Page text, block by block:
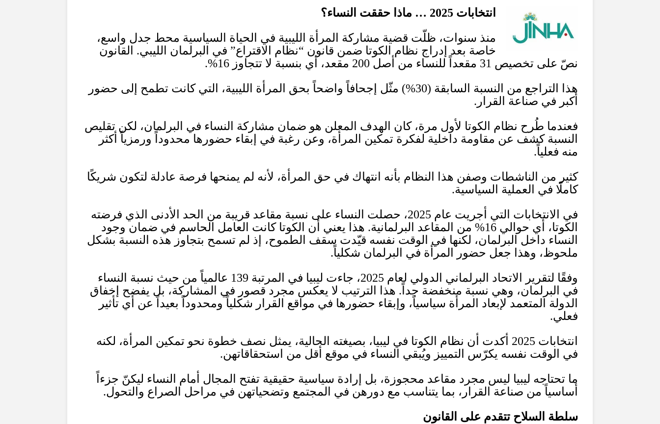
انتخابات 2025 …
ماذا حققت النساء؟
منذ سنوات، ظلّت قضية مشاركة المرأة الليبية في الحياة السياسية محط جدل واسع،
خاصة بعد إدراج نظام الكوتا ضمن قانون “نظام الاقتراع” في البرلمان الليبي.
القانون
نصّ على تخصيص 31 مقعداً للنساء من أصل 200 مقعد، أي بنسبة لا تتجاوز 16%.
هذا التراجع من النسبة السابقة (30%)
مثّل إجحافاً واضحاً بحق المرأة الليبية، التي كانت تطمح إلى حضور
أكبر في صناعة القرار .
فعندما طُرح نظام الكوتا لأول مرة، كان الهدف المعلن هو ضمان مشاركة النساء في البرلمان، لكن تقليص
النسبة كشف عن مقاومة داخلية لفكرة تمكين المرأة، وعن رغبة في إبقاء حضورها محدوداً ورمزياً أكثر
منه فعلياً.
كثير من الناشطات وصفن هذا النظام بأنه انتهاك في حق المرأة، لأنه لم يمنحها فرصة عادلة لتكون شريكًا
كاملًا في العملية السياسية.
في الانتخابات التي أجريت عام 2025، حصلت النساء على نسبة مقاعد قريبة من الحد الأدنى الذي فرضته
الكوتا، أي حوالي 16% من المقاعد البرلمانية. هذا يعني أن الكوتا كانت العامل الحاسم في ضمان وجود
النساء داخل البرلمان، لكنها في الوقت نفسه قيّدت سقف الطموح، إذ لم تسمح بتجاوز هذه النسبة بشكل
ملحوظ، وهذا جعل حضور المرأة في البرلمان شكلياً.
وفقًا لتقرير الاتحاد البرلماني الدولي لعام 2025، جاءت ليبيا في المرتبة 139 عالمياً من حيث نسبة النساء
في البرلمان، وهي نسبة منخفضة جداً . هذا الترتيب لا يعكس مجرد قصور في المشاركة، بل يفضح إخفاق
الدولة المتعمد لإبعاد المرأة سياسياً، وإبقاء حضورها في مواقع القرار شكلياً ومحدوداً بعيداً عن أي تأثير
فعلي.
انتخابات 2025 أكدت أن نظام الكوتا في ليبيا، بصيغته الحالية، يمثل نصف خطوة نحو تمكين المرأة، لكنه
في الوقت نفسه يكرّس التمييز ويُبقي النساء في موقع أقل من استحقاقاتهن.
ما تحتاجه ليبيا ليس مجرد مقاعد محجوزة، بل إرادة سياسية حقيقية تفتح المجال أمام النساء ليكنّ جزءاً
أساسياً من صناعة القرار، بما يتناسب مع دورهن في المجتمع وتضحياتهن في مراحل الصراع والتحول.
سلطة السلاح تتقدم على القانون